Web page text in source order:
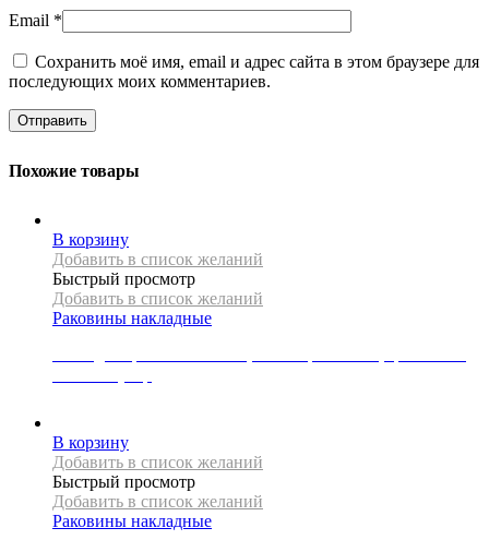
Email *
Сохранить моё имя, email и адрес сайта в этом браузере для
последующих моих комментариев.
Похожие товары
В корзину
Добавить в список желаний
Быстрый просмотр
Добавить в список желаний
Раковины накладные
В корзину
Добавить в список желаний
Быстрый просмотр
Добавить в список желаний
Раковины накладные